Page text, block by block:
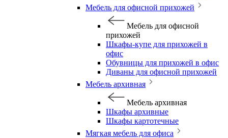
Мебель для офисной прихожей
Мебель для офисной
прихожей
Шкафы-купе для прихожей в
офис
Обувницы для прихожей в офис
Диваны для офисной прихожей
Мебель архивная
Мебель архивная
Шкафы архивные
Шкафы картотечные
Мягкая мебель для офиса